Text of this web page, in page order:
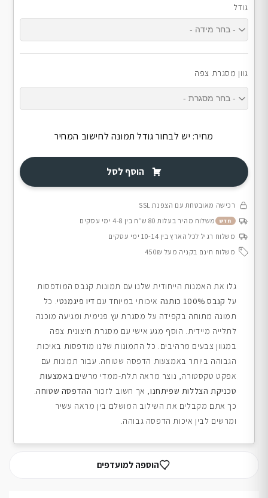
גודל
גוון מסגרת צפה
מחיר: יש לבחור גודל תמונה לחישוב המחיר
הוסף לסל
רכישה מאובטחת עם הצפנת SSL
חדש
משלוח מהיר בעלות 80 ש״ח בין 4-8 ימי עסקים
משלוח רגיל לכל הארץ בין 10-14 ימי עסקים
משלוח חינם בקניה מעל 450₪
גלו את האמנות הייחודית שלנו עם תמונות קנבס המודפסות
על קנבס 100% כותנה איכותי במיוחד עם דיו פיגמנטי. כל
תמונה מתוחה בקפידה על מסגרת עץ פנימית ומגיעה מוכנה
לתלייה מיידית. הוסף מגע אישי עם מסגרת חיצונית צפה
במגוון צבעים מרהיבים. כל התמונות שלנו מודפסות באיכות
הגבוהה ביותר באמצעות הדפסה שטוחה. עבור תמונות עם
אפקט טקסטורה, נוצר מראה תלת-ממדי מרשים באמצעות
טכניקת הצללות שפיתחנו, אך חשוב לזכור ההדפסה שטוחה.
כך אתם מקבלים את השילוב המושלם בין מראה עשיר
ומרשים לבין איכות הדפסה גבוהה.
הוספה למועדפים